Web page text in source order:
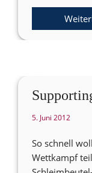
5. Juni 2012
So schnell
Wettkampf